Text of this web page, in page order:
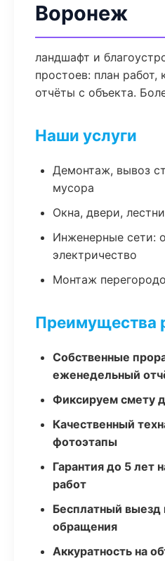
Воронеж
ландшафт и
простоев: план работ,
отчёты с объекта.
Наши услуги
Демонтаж, вывоз
мусора
Окна, двери,
Инженерные сети:
электричество
Монтаж
Преимущества
Собственные
еженедельный
Фиксируем смету
Качественный
фотоэтапы
Гарантия до 5 лет
работ
Бесплатный выезд
обращения
Аккуратность на